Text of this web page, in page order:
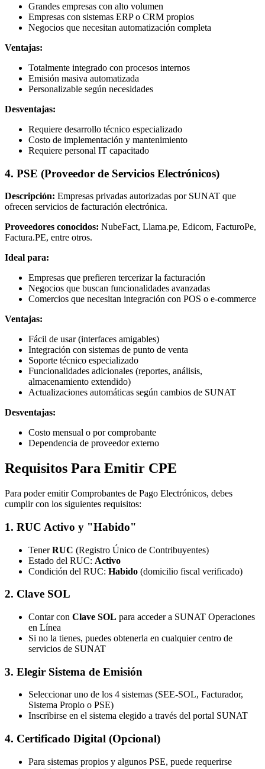
Grandes empresas con alto volumen
Empresas con sistemas ERP o CRM propios
Negocios que necesitan automatización completa
Ventajas:
Totalmente integrado con procesos internos
Emisión masiva automatizada
Personalizable según necesidades
Desventajas:
Requiere desarrollo técnico especializado
Costo de implementación y mantenimiento
Requiere personal IT capacitado
4. PSE (Proveedor de Servicios Electrónicos)
Descripción: Empresas privadas autorizadas por SUNAT que
ofrecen servicios de facturación electrónica.
Proveedores conocidos: NubeFact, Llama.pe, Edicom, FacturoPe,
Factura.PE, entre otros.
Ideal para:
Empresas que prefieren tercerizar la facturación
Negocios que buscan funcionalidades avanzadas
Comercios que necesitan integración con POS o e-commerce
Ventajas:
Fácil de usar (interfaces amigables)
Integración con sistemas de punto de venta
Soporte técnico especializado
Funcionalidades adicionales (reportes, análisis,
almacenamiento extendido)
Actualizaciones automáticas según cambios de SUNAT
Desventajas:
Costo mensual o por comprobante
Dependencia de proveedor externo
Requisitos Para Emitir CPE
Para poder emitir Comprobantes de Pago Electrónicos, debes
cumplir con los siguientes requisitos:
1. RUC Activo y "Habido"
TenerRUC (Registro Único de Contribuyentes)
Estado del RUC: Activo
Condición del RUC: Habido (domicilio fiscal verificado)
2. Clave SOL
Contar con Clave SOL para acceder a SUNAT Operaciones
en Línea
Si no la tienes, puedes obtenerla en cualquier centro de
servicios de SUNAT
3. Elegir Sistema de Emisión
Seleccionar uno de los 4 sistemas (SEE-SOL, Facturador,
Sistema Propio o PSE)
Inscribirse en el sistema elegido a través del portal SUNAT
4. Certificado Digital (Opcional)
Para sistemas propios y algunos PSE, puede requerirse